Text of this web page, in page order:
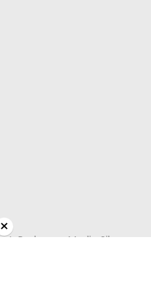
Pedoman Media Siber
×